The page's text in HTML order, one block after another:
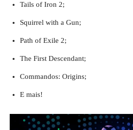
Tails of Iron 2;
Squirrel with a Gun;
Path of Exile 2;
The First Descendant;
Commandos: Origins;
E mais!